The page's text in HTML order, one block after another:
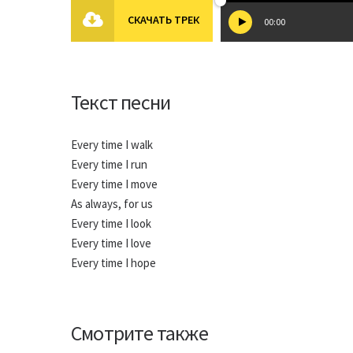
СКАЧАТЬ ТРЕК 00:00
Текст песни
Every time I walk
Every time I run
Every time I move
As always, for us
Every time I look
Every time I love
Every time I hope
Смотрите также